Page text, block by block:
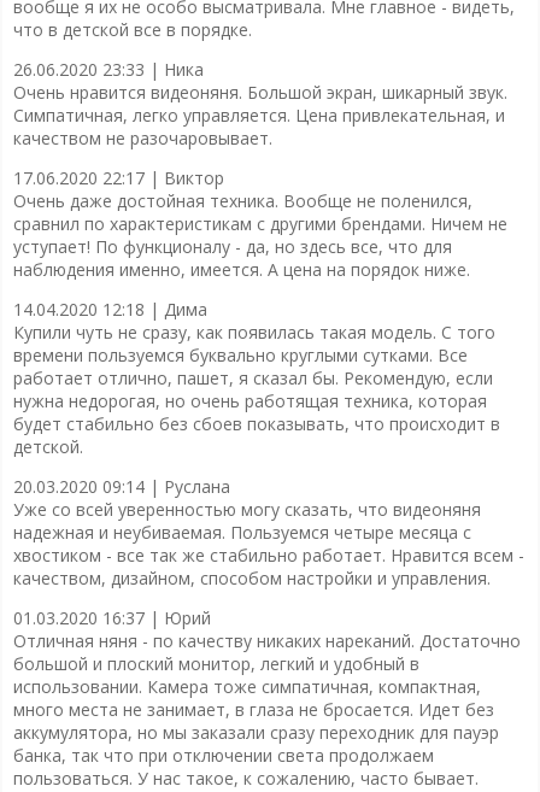
вообще я их не особо высматривала. Мне главное - видеть,
что в детской все в порядке.
26.06.2020 23:33 | Ника
Очень нравится видеоняня. Большой экран, шикарный звук.
Симпатичная, легко управляется. Цена привлекательная, и
качеством не разочаровывает.
17.06.2020 22:17 | Виктор
Очень даже достойная техника. Вообще не поленился,
сравнил по характеристикам с другими брендами. Ничем не
уступает! По функционалу - да, но здесь все, что для
наблюдения именно, имеется. А цена на порядок ниже.
14.04.2020 12:18 | Дима
Купили чуть не сразу, как появилась такая модель. С того
времени пользуемся буквально круглыми сутками. Все
работает отлично, пашет, я сказал бы. Рекомендую, если
нужна недорогая, но очень работящая техника, которая
будет стабильно без сбоев показывать, что происходит в
детской.
20.03.2020 09:14 | Руслана
Уже со всей уверенностью могу сказать, что видеоняня
надежная и неубиваемая. Пользуемся четыре месяца с
хвостиком - все так же стабильно работает. Нравится всем -
качеством, дизайном, способом настройки и управления.
01.03.2020 16:37 | Юрий
Отличная няня - по качеству никаких нареканий. Достаточно
большой и плоский монитор, легкий и удобный в
использовании. Камера тоже симпатичная, компактная,
много места не занимает, в глаза не бросается. Идет без
аккумулятора, но мы заказали сразу переходник для пауэр
банка, так что при отключении света продолжаем
пользоваться. У нас такое, к сожалению, часто бывает.